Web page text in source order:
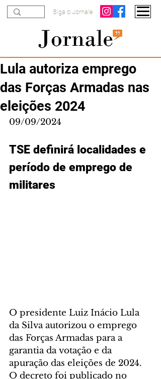
Siga o Jornale
Lula autoriza emprego
das Forças Armadas nas
eleições 2024
09/09/2024
TSE definirá localidades e
período de emprego de
militares
O presidente Luiz Inácio Lula
da Silva autorizou o emprego
das Forças Armadas para a
garantia da votação e da
apuração das eleições de 2024.
O decreto foi publicado no